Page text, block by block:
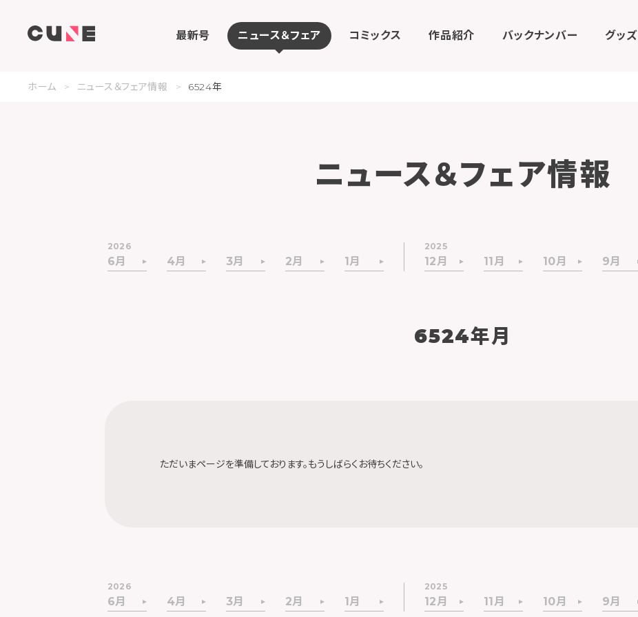
最新号 ニュース＆フェア コミックス 作品紹介 バックナンバー グッズ
ホーム ニュース＆フェア情報 6524年
ニュース＆フェア情報
2026
6月 4月 3月 2月 1月
2025
12月 11月 10月 9月
6524年月
ただいまページを準備しております。もうしばらくお待ちください。
2026
6月 4月 3月 2月 1月
2025
12月 11月 10月 9月